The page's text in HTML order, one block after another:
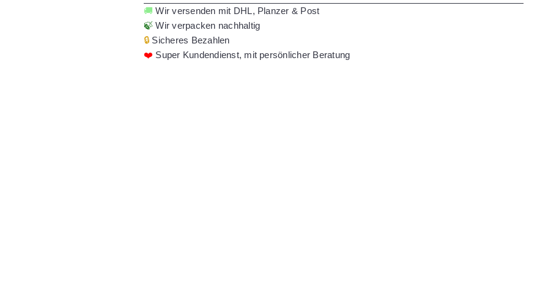
🚚 Wir versenden mit DHL, Planzer & Post
🍃 Wir verpacken nachhaltig
🔒 Sicheres Bezahlen
❤️ Super Kundendienst, mit persönlicher Beratung